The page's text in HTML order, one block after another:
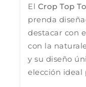
El Crop Top
prenda
destacar con
con la
y su diseño
elección ideal